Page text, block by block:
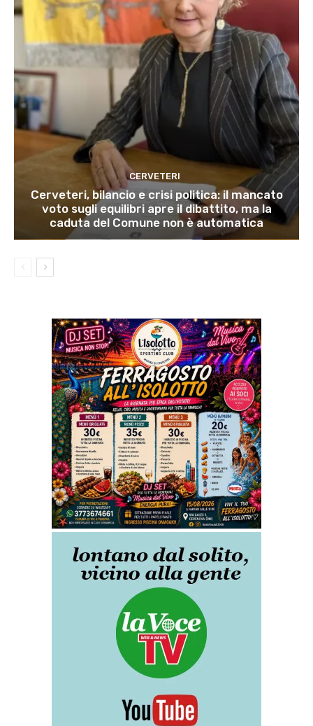
CERVETERI
Cerveteri, bilancio e crisi politica: il mancato
voto sugli equilibri apre il dibattito, ma la
caduta del Comune non è automatica